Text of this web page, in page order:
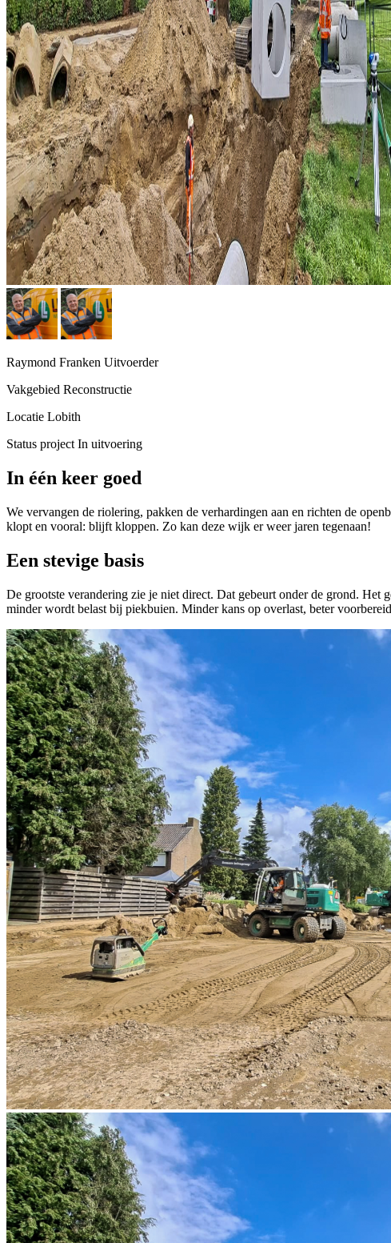
Raymond Franken Uitvoerder
Vakgebied Reconstructie
Locatie Lobith
Status project In uitvoering
In één keer goed
We vervangen de riolering, pakken de verhardingen aan en richten de
klopt en vooral: blijft kloppen. Zo kan deze wijk er weer jaren tegenaan!
Een stevige basis
De grootste verandering zie je niet direct. Dat gebeurt onder de grond. Het
minder wordt belast bij piekbuien. Minder kans op overlast, beter